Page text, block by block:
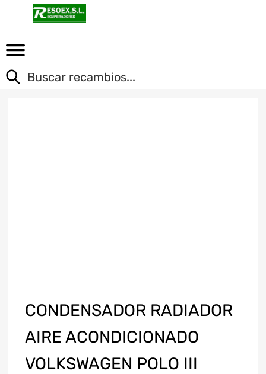
CONDENSADOR RADIADOR
AIRE ACONDICIONADO
VOLKSWAGEN POLO III